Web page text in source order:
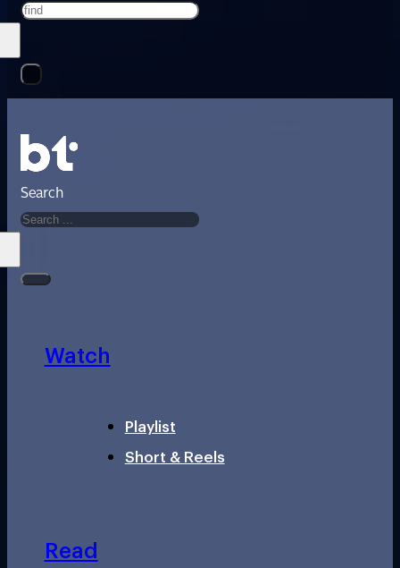
Search
Watch
Playlist
Short & Reels
Read